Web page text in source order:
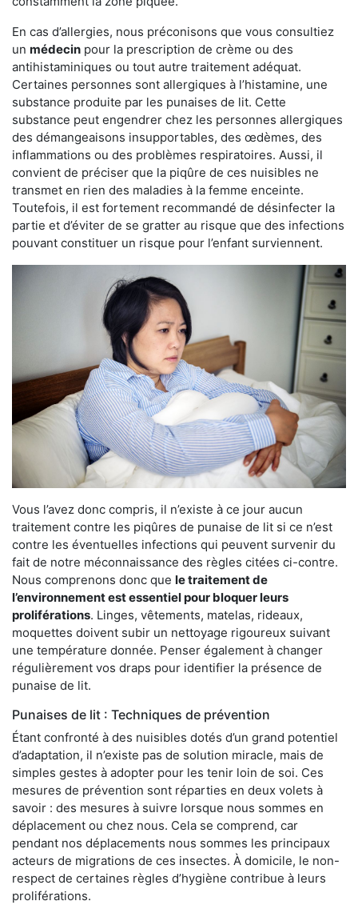
En cas d’allergies, nous préconisons que vous consultiez
un médecin pour la prescription de crème ou des
antihistaminiques ou tout autre traitement adéquat.
Certaines personnes sont allergiques à l’histamine, une
substance produite par les punaises de lit. Cette
substance peut engendrer chez les personnes allergiques
des démangeaisons insupportables, des œdèmes, des
inflammations ou des problèmes respiratoires. Aussi, il
convient de préciser que la piqûre de ces nuisibles ne
transmet en rien des maladies à la femme enceinte.
Toutefois, il est fortement recommandé de désinfecter la
partie et d’éviter de se gratter au risque que des infections
pouvant constituer un risque pour l’enfant surviennent.
Vous l’avez donc compris, il n’existe à ce jour aucun
traitement contre les piqûres de punaise de lit si ce n’est
contre les éventuelles infections qui peuvent survenir du
fait de notre méconnaissance des règles citées ci-contre.
Nous comprenons donc que le traitement de
l’environnement est essentiel pour bloquer leurs
proliférations. Linges, vêtements, matelas, rideaux,
moquettes doivent subir un nettoyage rigoureux suivant
une température donnée. Penser également à changer
régulièrement vos draps pour identifier la présence de
punaise de lit.
Punaises de lit : Techniques de prévention
Étant confronté à des nuisibles dotés d’un grand potentiel
d’adaptation, il n’existe pas de solution miracle, mais de
simples gestes à adopter pour les tenir loin de soi. Ces
mesures de prévention sont réparties en deux volets à
savoir : des mesures à suivre lorsque nous sommes en
déplacement ou chez nous. Cela se comprend, car
pendant nos déplacements nous sommes les principaux
acteurs de migrations de ces insectes. À domicile, le non-
respect de certaines règles d’hygiène contribue à leurs
proliférations.